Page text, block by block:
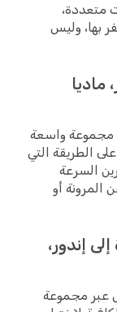
واسعة
التي
أو